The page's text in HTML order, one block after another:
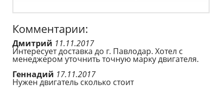
Комментарии:
Дмитрий 11.11.2017
Интересует доставка до г. Павлодар. Хотел с
менеджером уточнить точную марку двигателя.
Геннадий 17.11.2017
Нужен двигатель сколько стоит